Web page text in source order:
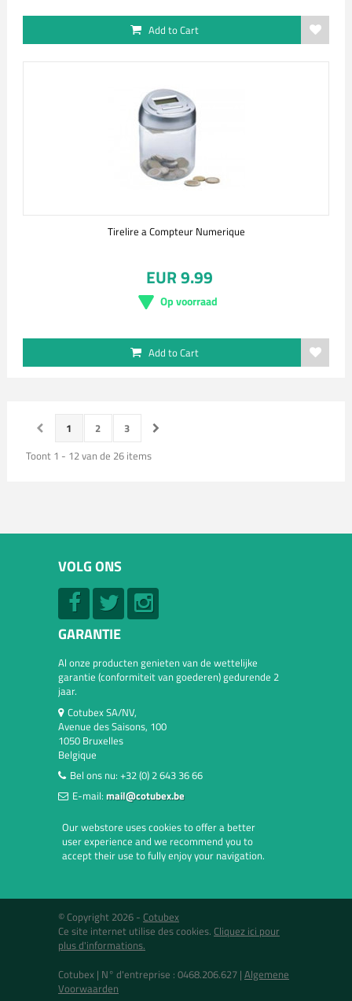
Add to Cart
Tirelire a Compteur Numerique
EUR 9.99
Op voorraad
Add to Cart
1 2
3
Toont 1 - 12 van de 26 items
VOLG ONS
GARANTIE
Al onze producten genieten van de wettelijke
garantie (conformiteit van goederen) gedurende 2
jaar.
Cotubex SA/NV,
Avenue des Saisons, 100
1050 Bruxelles
Belgique
Bel ons nu: +32 (0) 2 643 36 66
E-mail: mail@cotubex.be
Our webstore uses cookies to offer a better
user experience and we recommend you to
accept their use to fully enjoy your navigation.
© Copyright 2026 - Cotubex
Ce site internet utilise des cookies. Cliquez ici pour
plus d'informations.
Cotubex | N° d'entreprise : 0468.206.627 | Algemene
Voorwaarden